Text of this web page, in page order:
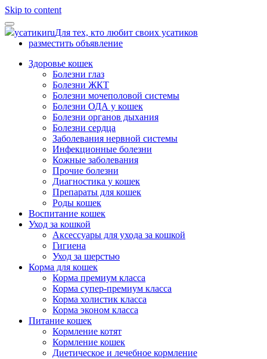
Skip to content
усатикиruДля тех, кто любит своих усатиков
разместить объявление
Здоровье кошек
Болезни глаз
Болезни ЖКТ
Болезни мочеполовой системы
Болезни ОДА у кошек
Болезни органов дыхания
Болезни сердца
Заболевания нервной системы
Инфекционные болезни
Кожные заболевания
Прочие болезни
Диагностика у кошек
Препараты для кошек
Роды кошек
Воспитание кошек
Уход за кошкой
Аксессуары для ухода за кошкой
Гигиена
Уход за шерстью
Корма для кошек
Корма премиум класса
Корма супер-премиум класса
Корма холистик класса
Корма эконом класса
Питание кошек
Кормление котят
Кормление кошек
Диетическое и лечебное кормление